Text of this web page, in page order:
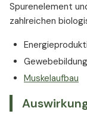
Zink und
Zink und
Zink bei
Zink und
Zink und
Zink und
Zink und
Was sagen
Spurenelement
zahlreichen
Gewebebildung
Muskelaufbau